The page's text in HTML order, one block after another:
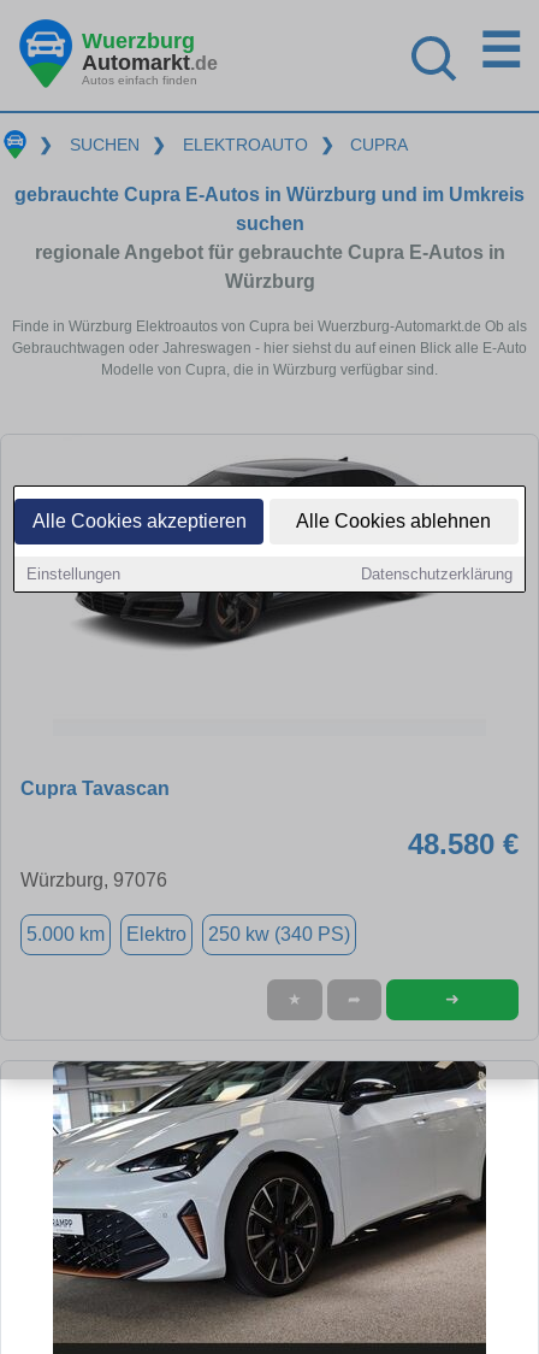
Alle Cookies akzeptieren Alle Cookies ablehnen
Einstellungen Datenschutzerklärung
Wuerzburg
Automarkt.de
Autos einfach finden
☰
❯ SUCHEN ❯ ELEKTROAUTO ❯ CUPRA
gebrauchte Cupra E-Autos in Würzburg und im Umkreis
suchen
regionale Angebot für gebrauchte Cupra E-Autos in
Würzburg
Finde in Würzburg Elektroautos von Cupra bei Wuerzburg-Automarkt.de Ob als
Gebrauchtwagen oder Jahreswagen - hier siehst du auf einen Blick alle E-Auto
Modelle von Cupra, die in Würzburg verfügbar sind.
Cupra Tavascan
48.580 €
Würzburg, 97076
5.000 km Elektro 250 kw (340 PS)
★ ➦ ➜